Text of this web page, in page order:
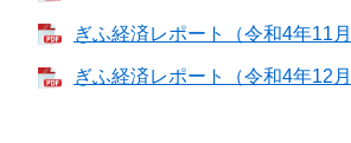
ぎふ経済レポート（令和4年11
ぎふ経済レポート（令和4年12